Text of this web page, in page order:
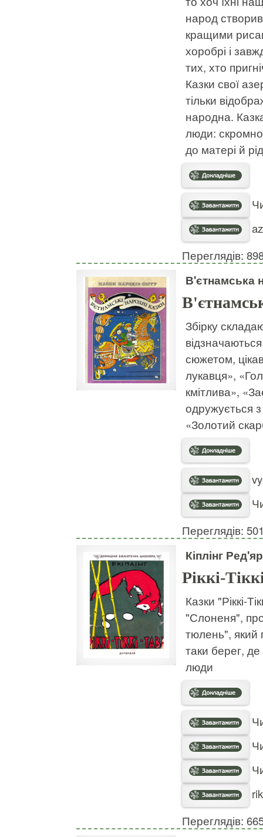
народ створив
кращими
хоробрі і
тих, хто
Казки свої
тільки
народна.
люди:
до матері й
Переглядів:
В'єтнамська
Збірку
сюжетом,
лукавця»,
кмітлива»,
одружується
«Золотий
Переглядів:
Кіплінг
Ріккі-
Казки "Ріккі-
"Слоненя", про
тюлень", який
таки берег,
люди
Переглядів: